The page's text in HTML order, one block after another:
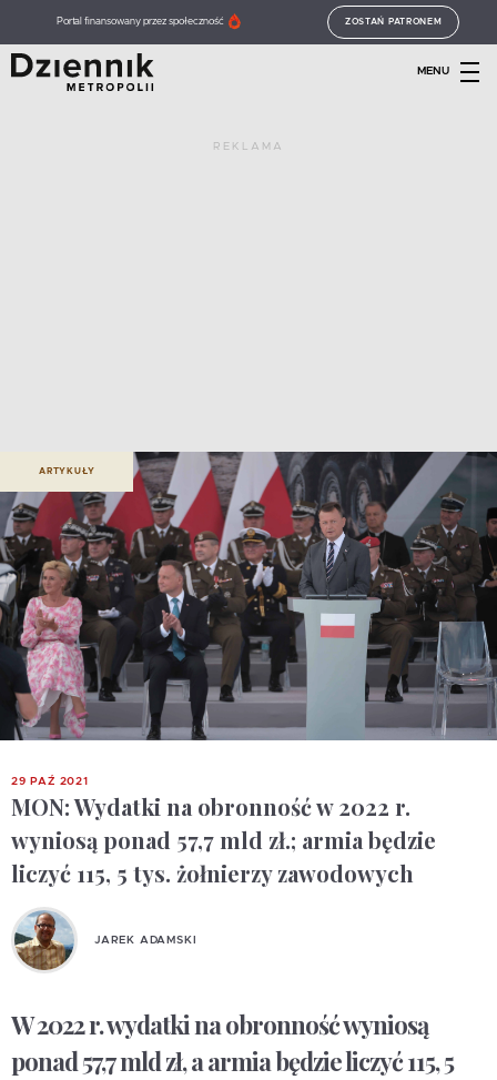
Portal finansowany przez społeczność ZOSTAŃ PATRONEM
MENU
REKLAMA
ARTYKUŁY
29 PAŹ 2021
MON: Wydatki na obronność w 2022 r.
wyniosą ponad 57,7 mld zł.; armia będzie
liczyć 115, 5 tys. żołnierzy zawodowych
JAREK ADAMSKI
W 2022 r. wydatki na obronność wyniosą
ponad 57,7 mld zł, a armia będzie liczyć 115, 5